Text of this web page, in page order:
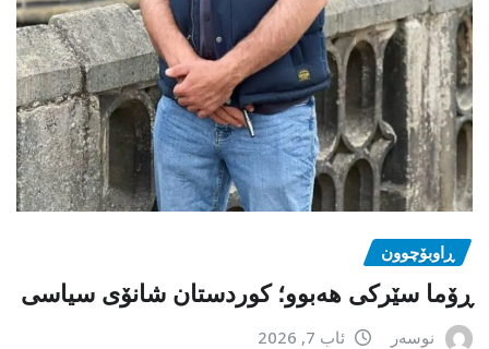
ڕاوبۆچوون
ڕۆما سێرکی هەبوو؛ کوردستان شانۆی سیاسی
نوسەر ئاب 7, 2026